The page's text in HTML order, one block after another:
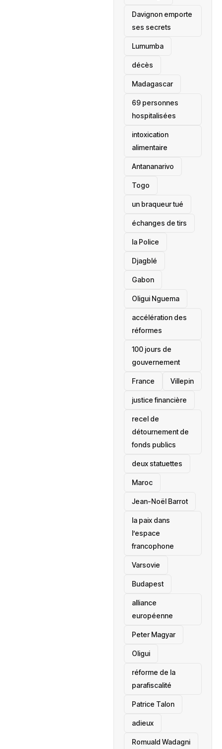
Davignon emporte
ses secrets
Lumumba
décès
‎Madagascar
69 personnes
hospitalisées
intoxication
alimentaire
Antananarivo
‎Togo
un braqueur tué
échanges de tirs
la Police
Djagblé
Gabon
Oligui Nguema
accélération des
réformes
100 jours de
gouvernement
France Villepin
justice financière
recel de
détournement de
fonds publics
deux statuettes
Maroc
Jean-Noël Barrot
la paix dans
l’espace
francophone
‎Varsovie
Budapest
alliance
européenne
Peter Magyar
Oligui
réforme de la
parafiscalité
Patrice Talon
adieux
Romuald Wadagni